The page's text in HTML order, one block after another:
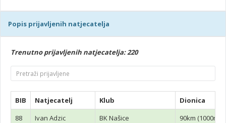
Popis prijavljenih natjecatelja
Trenutno prijavljenih natjecatelja: 220
BIB Natjecatelj Klub
Dionica
88
Ivan Adzic BK Našice
90km